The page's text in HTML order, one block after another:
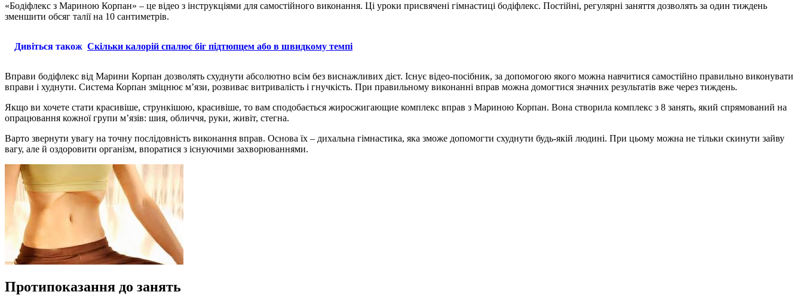
«Бодіфлекс з Мариною Корпан» – це відео з інструкціями для самостійного виконання. Ці уроки присвячені гімнастиці бодіфлекс. Постійні, регулярні заняття дозволять за один тиждень
зменшити обсяг талії на 10 сантиметрів.
Дивіться також Скільки калорій спалює біг підтюпцем або в швидкому темпі
Вправи бодіфлекс від Марини Корпан дозволять схуднути абсолютно всім без виснажливих дієт. Існує відео-посібник, за допомогою якого можна навчитися самостійно правильно виконувати
вправи і худнути. Система Корпан зміцнює м’язи, розвиває витривалість і гнучкість. При правильному виконанні вправ можна домогтися значних результатів вже через тиждень.
Якщо ви хочете стати красивіше, стрункішою, красивіше, то вам сподобається жиросжигающие комплекс вправ з Мариною Корпан. Вона створила комплекс з 8 занять, який спрямований на
опрацювання кожної групи м’язів: шия, обличчя, руки, живіт, стегна.
Варто звернути увагу на точну послідовність виконання вправ. Основа їх – дихальна гімнастика, яка зможе допомогти схуднути будь-якій людині. При цьому можна не тільки скинути зайву
вагу, але й оздоровити організм, впоратися з існуючими захворюваннями.
Протипоказання до занять